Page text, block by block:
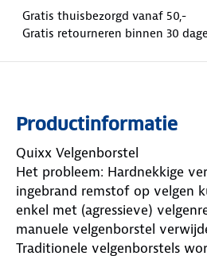
Gratis thuisbezorgd vanaf 50,-
Gratis retourneren binnen 30
Productinformatie
Quixx Velgenborstel
Het probleem: Hardnekkige
ingebrand remstof op velgen
enkel met (agressieve)
manuele velgenborstel
Traditionele velgenborstels